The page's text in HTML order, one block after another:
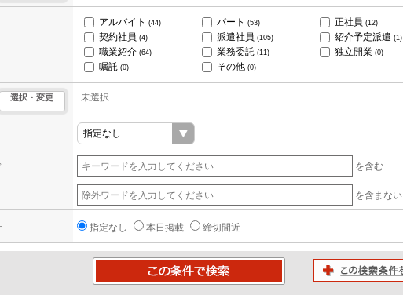
アルバイト (44) パート (53) 正社員 (12)
契約社員 (4) 派遣社員 (105) 紹介予定派遣 (1)
職業紹介 (64) 業務委託 (11) 独立開業 (0)
嘱託 (0) その他 (0)
選択・変更 未選択
を含む
を含まない
指定なし 本日掲載 締切間近